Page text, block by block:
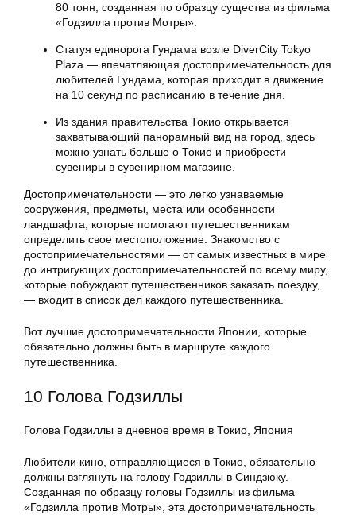
80 тонн, созданная по образцу существа из фильма
«Годзилла против Мотры».
Статуя единорога Гундама возле DiverCity Tokyo
Plaza — впечатляющая достопримечательность для
любителей Гундама, которая приходит в движение
на 10 секунд по расписанию в течение дня.
Из здания правительства Токио открывается
захватывающий панорамный вид на город, здесь
можно узнать больше о Токио и приобрести
сувениры в сувенирном магазине.
Достопримечательности — это легко узнаваемые
сооружения, предметы, места или особенности
ландшафта, которые помогают путешественникам
определить свое местоположение. Знакомство с
достопримечательностями — от самых известных в мире
до интригующих достопримечательностей по всему миру,
которые побуждают путешественников заказать поездку,
— входит в список дел каждого путешественника.
Вот лучшие достопримечательности Японии, которые
обязательно должны быть в маршруте каждого
путешественника.
10 Голова Годзиллы
Голова Годзиллы в дневное время в Токио, Япония
Любители кино, отправляющиеся в Токио, обязательно
должны взглянуть на голову Годзиллы в Синдзюку.
Созданная по образцу головы Годзиллы из фильма
«Годзилла против Мотры», эта достопримечательность